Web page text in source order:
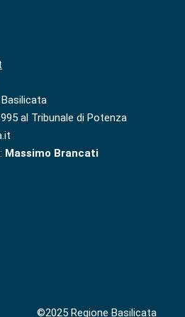
al Tribunale di Potenza
Massimo Brancati
©2025 Regione Basilicata